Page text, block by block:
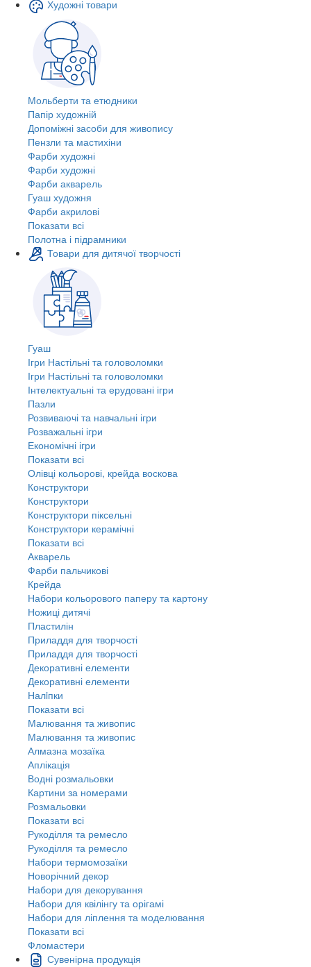
Художні товари
Мольберти та етюдники
Папір художній
Допоміжні засоби для живопису
Пензли та мастихіни
Фарби художні
Фарби художні
Фарби акварель
Гуаш художня
Фарби акрилові
Показати всі
Полотна і підрамники
Товари для дитячої творчості
Гуаш
Ігри Настільні та головоломки
Ігри Настільні та головоломки
Інтелектуальні та ерудовані ігри
Пазли
Розвиваючі та навчальні ігри
Розважальні ігри
Економічні ігри
Показати всі
Олівці кольорові, крейда воскова
Конструктори
Конструктори
Конструктори піксельні
Конструктори керамічні
Показати всі
Акварель
Фарби пальчикові
Крейда
Набори кольорового паперу та картону
Ножиці дитячі
Пластилін
Приладдя для творчості
Приладдя для творчості
Декоративні елементи
Декоративні елементи
Налiпки
Показати всі
Малювання та живопис
Малювання та живопис
Алмазна мозаїка
Аплікація
Водні розмальовки
Картини за номерами
Розмальовки
Показати всі
Рукоділля та ремесло
Рукоділля та ремесло
Набори термомозаїки
Новорічний декор
Набори для декорування
Набори для квілінгу та орігамі
Набори для ліплення та моделювання
Показати всі
Фломастери
Сувенірна продукція